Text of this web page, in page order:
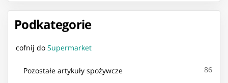
Podkategorie
cofnij do Supermarket
Pozostałe artykuły spożywcze 86